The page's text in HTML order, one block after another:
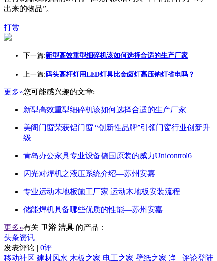
出来的物品”。
打赏
下一篇:新型高效重型细碎机该如何选择合适的生产厂家
上一篇:码头高杆灯用LED灯具比金卤灯高压钠灯省电吗？
更多»您可能感兴趣的文章:
新型高效重型细碎机该如何选择合适的生产厂家
美阁门窗荣获铝门窗 “创新性品牌”引领门窗行业创新升
级
青岛办公家具专业设备德国原装的威力Unicontrol6
闪光对焊机之液压系统介绍—苏州安嘉
专业运动木地板施工厂家 运动木地板安装流程
储能焊机具备哪些优质的性能—苏州安嘉
更多»有关 卫浴 洁具 的产品：
头条资讯
发表评论 | 0评
评论登陆
移动社区 建材风水 木板之家 电工之家 壁纸之家 净